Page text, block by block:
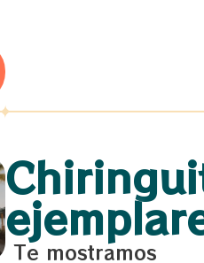
Te mostramos